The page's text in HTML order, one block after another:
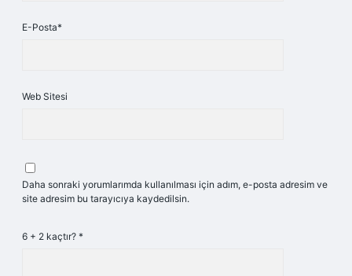
E-Posta*
Web Sitesi
Daha sonraki yorumlarımda kullanılması için adım, e-posta adresim ve
site adresim bu tarayıcıya kaydedilsin.
6 + 2 kaçtır? *